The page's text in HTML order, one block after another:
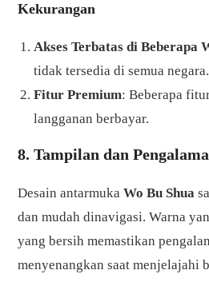
Kekurangan
Akses Terbatas di Beberapa
tidak tersedia di semua negara.
Fitur Premium: Beberapa
langganan berbayar.
8. Tampilan dan
Desain antarmukaWo Bu Shua
dan mudah dinavigasi. Warna
yang bersih memastikan
menyenangkan saat menjelajahi